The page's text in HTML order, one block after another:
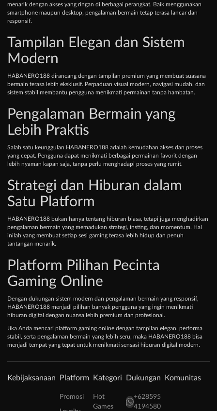
menarik dengan akses yang ringan di berbagai perangkat. Baik menggunakan
smartphone maupun desktop, pengalaman bermain tetap terasa lancar dan
responsif.
Tampilan Elegan dan Sistem
Modern
HABANERO188 dirancang dengan tampilan premium yang membuat suasana
bermain terasa lebih eksklusif. Perpaduan visual modern, navigasi mudah, dan
sistem stabil membantu pengguna menikmati permainan tanpa hambatan.
Pengalaman Bermain yang
Lebih Praktis
Salah satu keunggulan HABANERO188 adalah kemudahan akses dan proses
yang cepat. Pengguna dapat menikmati berbagai permainan favorit dengan
lebih nyaman kapan saja, tanpa perlu menghadapi proses yang rumit.
Strategi dan Hiburan dalam
Satu Platform
HABANERO188 bukan hanya tentang hiburan biasa, tetapi juga menghadirkan
pengalaman bermain yang memadukan strategi, insting, dan momentum. Hal
inilah yang membuat setiap sesi gaming terasa lebih hidup dan penuh
tantangan menarik.
Platform Pilihan Pecinta
Gaming Online
Dengan dukungan sistem modern dan pengalaman bermain yang responsif,
HABANERO188 menjadi pilihan banyak pengguna yang ingin menikmati
hiburan digital dengan nuansa lebih premium dan profesional.
Jika Anda mencari platform gaming online dengan tampilan elegan, performa
stabil, serta pengalaman bermain yang lebih seru, maka HABANERO188 bisa
menjadi tempat yang tepat untuk menikmati sensasi hiburan digital modern.
Kebijaksanaan Platform
Promosi
Kategori
Hot
Games
Dukungan
+628595
4194580
Komunitas